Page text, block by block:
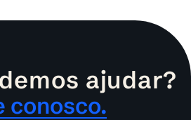
ajudar?
conosco.